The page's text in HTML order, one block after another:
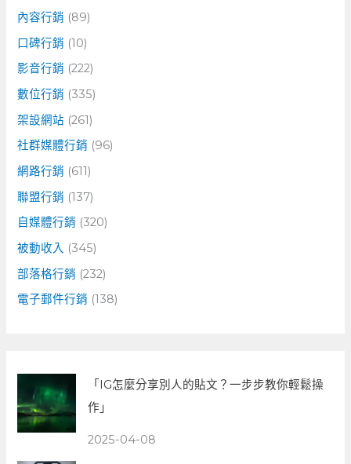
內容行銷 (89)
口碑行銷 (10)
影音行銷 (222)
數位行銷 (335)
架設網站 (261)
社群媒體行銷 (96)
網路行銷 (611)
聯盟行銷 (137)
自媒體行銷 (320)
被動收入 (345)
部落格行銷 (232)
電子郵件行銷 (138)
「IG怎麼分享別人的貼文？一步步教你輕鬆操
作」
2025-04-08